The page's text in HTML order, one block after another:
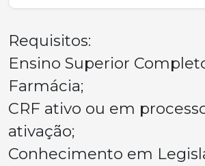
Requisitos:
Ensino Superior
Farmácia;
CRF ativo ou em
ativação;
Conhecimento em